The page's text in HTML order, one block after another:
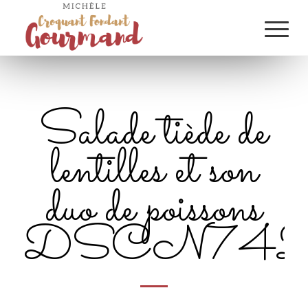
Salade tiède de
lentilles et son
duo de poissons